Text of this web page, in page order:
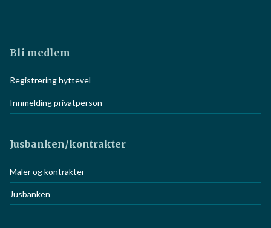
Bli medlem
Registrering hyttevel
Innmelding privatperson
Jusbanken/kontrakter
Maler og kontrakter
Jusbanken